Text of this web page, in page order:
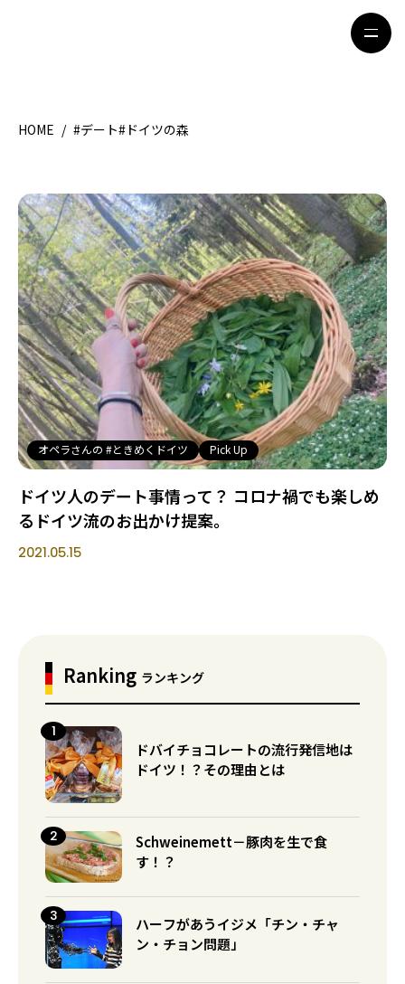
HOME
観光ガイド
留学＆キャリア
ライフスタイル
著者一覧
ライター募集
HOME / #デート#ドイツの森
オペラさんの #ときめくドイツ Pick Up
ドイツ人のデート事情って？ コロナ禍でも楽しめ
るドイツ流のお出かけ提案。
2021.05.15
Ranking ランキング
ドバイチョコレートの流行発信地は
ドイツ！？その理由とは
Schweinemett－豚肉を生で食
す！？
ハーフがあうイジメ「チン・チャ
ン・チョン問題」